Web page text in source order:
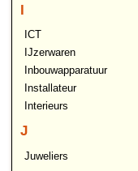
I
ICT
IJzerwaren
Inbouwapparatuur
Installateur
Interieurs
J
Juweliers